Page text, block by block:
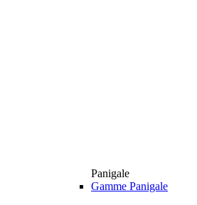
Panigale
Gamme Panigale